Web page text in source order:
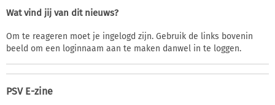
Wat vind jij van dit nieuws?
Om te reageren moet je ingelogd zijn. Gebruik de links bovenin
beeld om een loginnaam aan te maken danwel in te loggen.
PSV E-zine